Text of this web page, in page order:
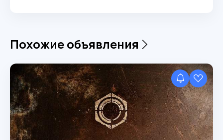
Похожие объявления